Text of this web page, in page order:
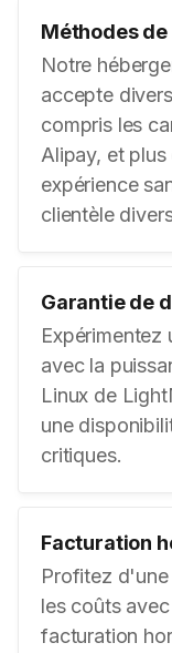
Méthodes
Notre
accepte
compris les
Alipay, et
expérience
clientèle
Garantie de
Expérimentez
avec la
Linux de
une
critiques.
Facturation
Profitez
les coûts
facturation